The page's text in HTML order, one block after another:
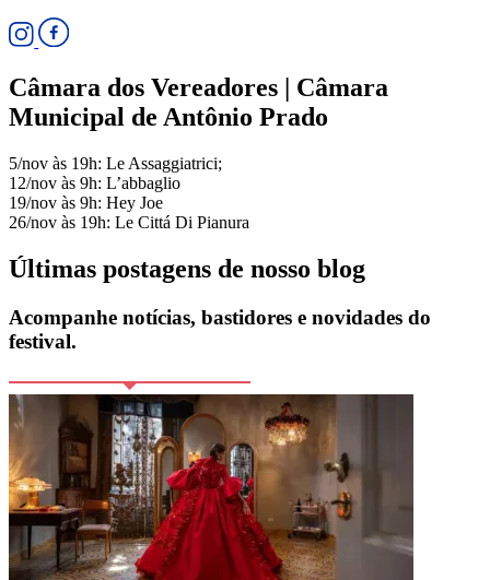
Câmara dos Vereadores | Câmara
Municipal de Antônio Prado
5/nov às 19h: Le Assaggiatrici;
12/nov às 9h: L’abbaglio
19/nov às 9h: Hey Joe
26/nov às 19h: Le Cittá Di Pianura
Últimas postagens de nosso blog
Acompanhe notícias, bastidores e novidades do
festival.